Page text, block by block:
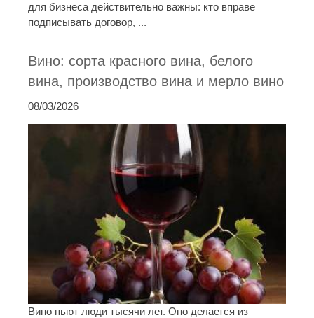
для бизнеса действительно важны: кто вправе
подписывать договор, ...
Вино: сорта красного вина, белого
вина, производство вина и мерло вино
08/03/2026
Вино пьют люди тысячи лет. Оно делается из